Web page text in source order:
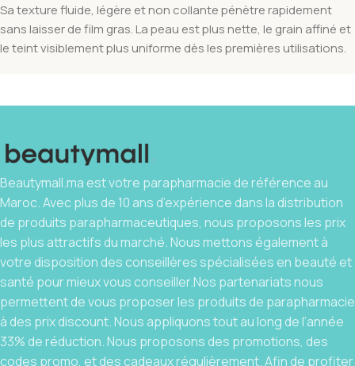
Sa texture fluide, légère et non collante pénètre rapidement
sans laisser de film gras. La peau est plus nette, le grain affiné et
le teint visiblement plus uniforme dès les premières utilisations.
Beautymall.ma est votre parapharmacie de référence au
Maroc. Avec plus de 10 ans d’expérience dans la distribution
de produits parapharmaceutiques, nous proposons les prix
les plus attractifs du marché. Nous mettons également à
votre disposition des conseillères spécialisées en beauté et
santé pour mieux vous conseiller.Nos partenariats nous
permettent de vous proposer les produits de parapharmacie
à des prix discount. Nous appliquons tout au long de l’année
33% de réduction. Nous proposons des promotions, des
codes promo, et des cadeaux régulièrement. Afin de profiter